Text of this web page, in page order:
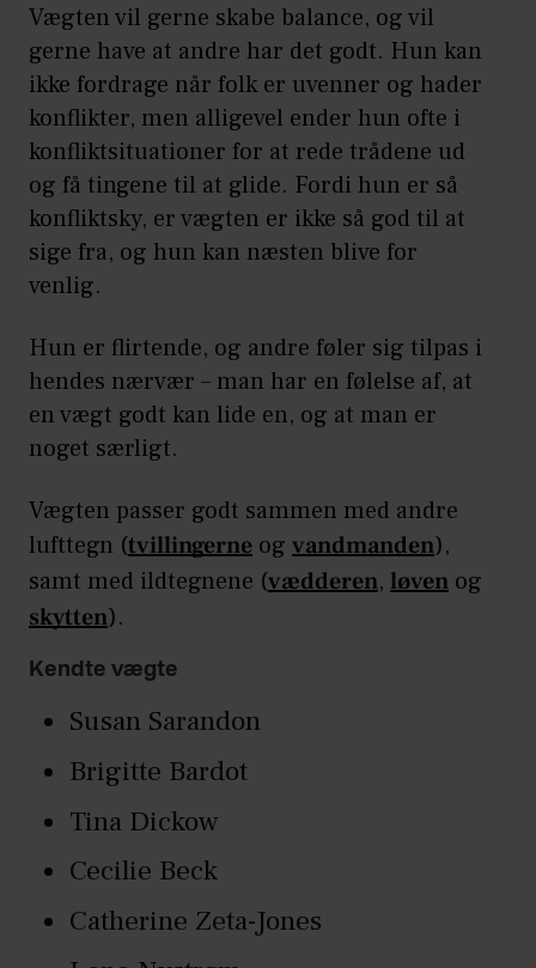
Vægten vil gerne skabe balance, og vil
gerne have at andre har det godt. Hun kan
ikke fordrage når folk er uvenner og hader
konflikter, men alligevel ender hun ofte i
konfliktsituationer for at rede trådene ud
og få tingene til at glide. Fordi hun er så
konfliktsky, er vægten er ikke så god til at
sige fra, og hun kan næsten blive for
venlig.
Hun er flirtende, og andre føler sig tilpas i
hendes nærvær – man har en følelse af, at
en vægt godt kan lide en, og at man er
noget særligt.
Vægten passer godt sammen med andre
lufttegn (tvillingerne og vandmanden),
samt med ildtegnene (vædderen, løven og
skytten).
Kendte vægte
Susan Sarandon
Brigitte Bardot
Tina Dickow
Cecilie Beck
Catherine Zeta-Jones